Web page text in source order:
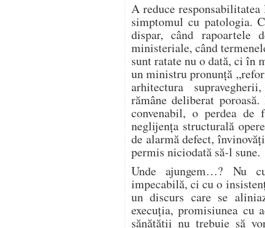
A reduce
simptomul cu patologia.
dispar, când rapoartele
ministeriale, când
sunt ratate nu o dată, ci în
un ministru pronunță
arhitectura
rămâne deliberat
convenabil, o perdea
neglijența structurală
de alarmă defect,
permis niciodată să-l sune.
Unde ajungem…? Nu
impecabilă, ci cu o
un discurs care se
execuția, promisiunea
sănătății nu trebuie să